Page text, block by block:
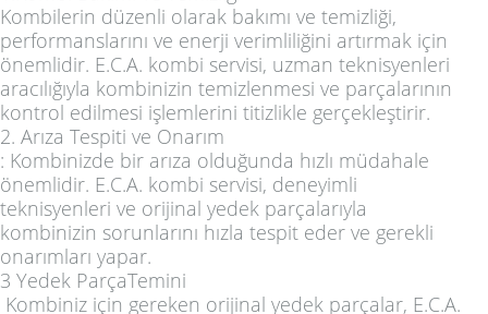
Kombilerin düzenli olarak bakımı ve temizliği,
performanslarını ve enerji verimliliğini artırmak için
önemlidir. E.C.A. kombi servisi, uzman teknisyenleri
aracılığıyla kombinizin temizlenmesi ve parçalarının
kontrol edilmesi işlemlerini titizlikle gerçekleştirir.
2. Arıza Tespiti ve Onarım
: Kombinizde bir arıza olduğunda hızlı müdahale
önemlidir. E.C.A. kombi servisi, deneyimli
teknisyenleri ve orijinal yedek parçalarıyla
kombinizin sorunlarını hızla tespit eder ve gerekli
onarımları yapar.
3 Yedek ParçaTemini
Kombiniz için gereken orijinal yedek parçalar, E.C.A.